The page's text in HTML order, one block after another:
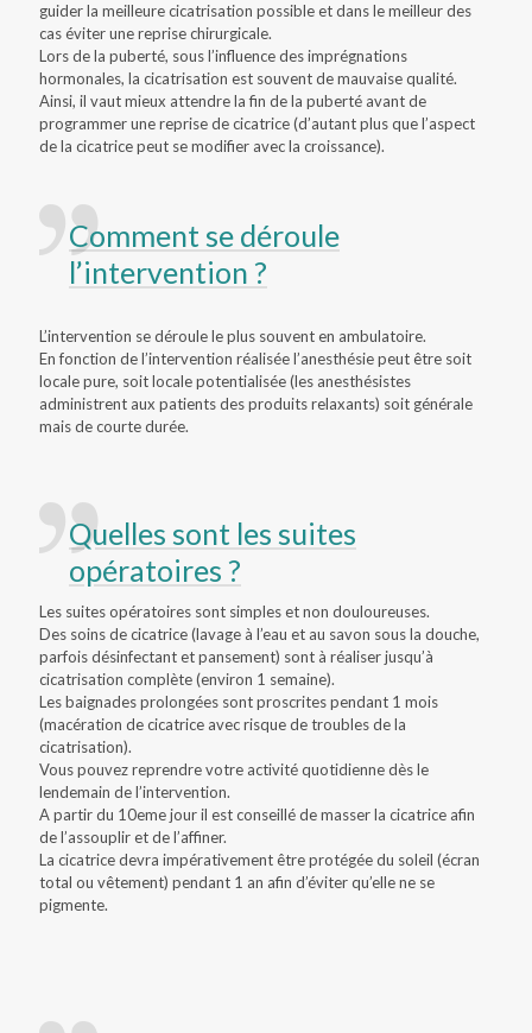
guider la meilleure cicatrisation possible et dans le meilleur des
cas éviter une reprise chirurgicale.
Lors de la puberté, sous l’influence des imprégnations
hormonales, la cicatrisation est souvent de mauvaise qualité.
Ainsi, il vaut mieux attendre la fin de la puberté avant de
programmer une reprise de cicatrice (d’autant plus que l’aspect
de la cicatrice peut se modifier avec la croissance).
Comment se déroule
l’intervention ?
L’intervention se déroule le plus souvent en ambulatoire.
En fonction de l’intervention réalisée l’anesthésie peut être soit
locale pure, soit locale potentialisée (les anesthésistes
administrent aux patients des produits relaxants) soit générale
mais de courte durée.
Quelles sont les suites
opératoires ?
Les suites opératoires sont simples et non douloureuses.
Des soins de cicatrice (lavage à l’eau et au savon sous la douche,
parfois désinfectant et pansement) sont à réaliser jusqu’à
cicatrisation complète (environ 1 semaine).
Les baignades prolongées sont proscrites pendant 1 mois
(macération de cicatrice avec risque de troubles de la
cicatrisation).
Vous pouvez reprendre votre activité quotidienne dès le
lendemain de l’intervention.
A partir du 10eme jour il est conseillé de masser la cicatrice afin
de l’assouplir et de l’affiner.
La cicatrice devra impérativement être protégée du soleil (écran
total ou vêtement) pendant 1 an afin d’éviter qu’elle ne se
pigmente.